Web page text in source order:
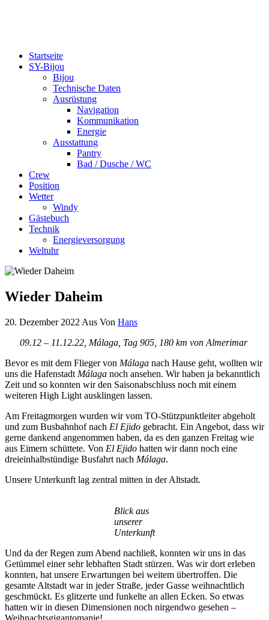
Startseite
SY-Bijou
Bijou
Technische Daten
Ausrüstung
Navigation
Kommunikation
Energie
Ausstattung
Pantry
Bad / Dusche / WC
Crew
Position
Wetter
Windy
Gästebuch
Technik
Energieversorgung
Weltuhr
Wieder Daheim
20. Dezember 2022 Aus Von Hans
09.12 – 11.12.22, Málaga, Tag 905, 180 km von Almerimar
Bevor es mit dem Flieger von Málaga nach Hause geht, wollten wir
uns die Hafenstadt Málaga noch ansehen. Wir haben ja bekanntlich
Zeit und so konnten wir den Saisonabschluss noch mit einem
weiteren High Light ausklingen lassen.
Am Freitagmorgen wurden wir vom TO-Stützpunktleiter abgeholt
und zum Busbahnhof nach El Ejido gebracht. Ein Angebot, dass wir
gerne dankend angenommen haben, da es den ganzen Freitag wie
aus Eimern schüttete. Von El Ejido hatten wir dann noch eine
dreieinhalbstündige Busfahrt nach Málaga.
Unsere Unterkunft lag zentral mitten in der Altstadt.
Blick aus
unserer
Unterkunft
Und da der Regen zum Abend nachließ, konnten wir uns in das
Getümmel einer sehr lebhaften Stadt stürzen. Was wir dort erleben
konnten, hat unsere Erwartungen bei weitem übertroffen. Die
gesamte Altstadt war in jeder Straße, jeder Gasse weihnachtlich
geschmückt. Es glitzerte und funkelte an allen Ecken. So etwas
hatten wir in diesen Dimensionen noch nirgendwo gesehen –
Weihnachtsgigantomanie!